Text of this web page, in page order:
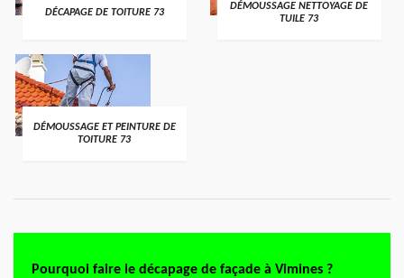
DÉCAPAGE DE TOITURE 73
DÉMOUSSAGE NETTOYAGE DE
TUILE 73
DÉMOUSSAGE ET PEINTURE DE
TOITURE 73
Pourquoi faire le décapage de façade à Vimines ?